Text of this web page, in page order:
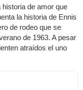
de amor que
la historia de Ennis
de rodeo que se
de 1963. A pesar
atraídos el uno